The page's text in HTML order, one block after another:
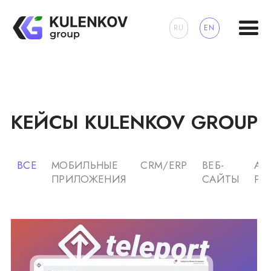
RU EN
КЕЙСЫ KULENKOV GROUP
ВСЕ
МОБИЛЬНЫЕ
ПРИЛОЖЕНИЯ
CRM/ERP
ВЕБ-
САЙТЫ
AI